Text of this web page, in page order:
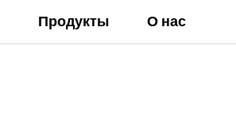
Продукты О нас